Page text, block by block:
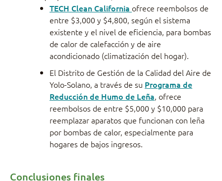
TECH Clean California ofrece reembolsos de
entre $3,000 y $4,800, según el sistema
existente y el nivel de eficiencia, para bombas
de calor de calefacción y de aire
acondicionado (climatización del hogar).
El Distrito de Gestión de la Calidad del Aire de
Yolo-Solano, a través de su Programa de
Reducción de Humo de Leña, ofrece
reembolsos de entre $5,000 y $10,000 para
reemplazar aparatos que funcionan con leña
por bombas de calor, especialmente para
hogares de bajos ingresos.
Conclusiones finales